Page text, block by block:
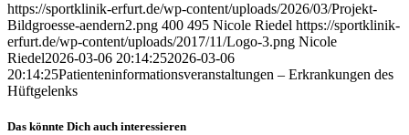
https://sportklinik-erfurt.de/wp-content/uploads/2026/03/Projekt-
Bildgroesse-aendern2.png 400 495 Nicole Riedel https://sportklinik-
erfurt.de/wp-content/uploads/2017/11/Logo-3.png Nicole
Riedel2026-03-06 20:14:252026-03-06
20:14:25Patienteninformationsveranstaltungen – Erkrankungen des
Hüftgelenks
Das könnte Dich auch interessieren